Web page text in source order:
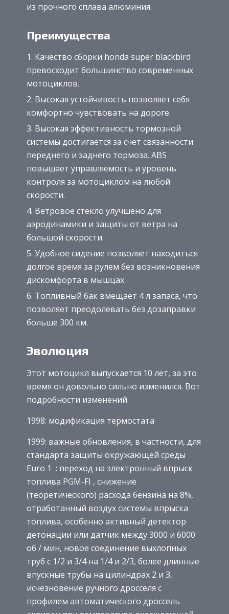
из прочного сплава алюминия.
Преимущества
Качество сборки honda super blackbird
превосходит большинство современных
мотоциклов.
Высокая устойчивость позволяет себя
комфортно чувствовать на дороге.
Высокая эффективность тормозной
системы достигается за счет связанности
переднего и заднего тормоза. ABS
повышает управляемость и уровень
контроля за мотоциклом на любой
скорости.
Ветровое стекло улучшено для
аэродинамики и защиты от ветра на
большой скорости.
Удобное сидение позволяет находиться
долгое время за рулем без возникновения
дискомфорта в мышцах.
Топливный бак вмещает 4 л запаса, что
позволяет преодолевать без дозаправки
больше 300 км.
Эволюция
Этот мотоцикл выпускается 10 лет, за это
время он довольно сильно изменился. Вот
подробности изменений.
1998: модификация термостата
1999: важные обновления, в частности, для
стандарта защиты окружающей среды
Euro 1 : переход на электронный впрыск
топлива PGM-FI , снижение
(теоретического) расхода бензина на 8%,
отработанный воздух системы впрыска
топлива, особенно активный детектор
детонации или датчик между 3000 и 6000
об / мин, новое соединение выхлопных
труб с 1/2 и 3/4 на 1/4 и 2/3, более длинные
впускные трубы на цилиндрах 2 и 3,
исчезновение ручного дросселя с
профилем автоматического дроссель